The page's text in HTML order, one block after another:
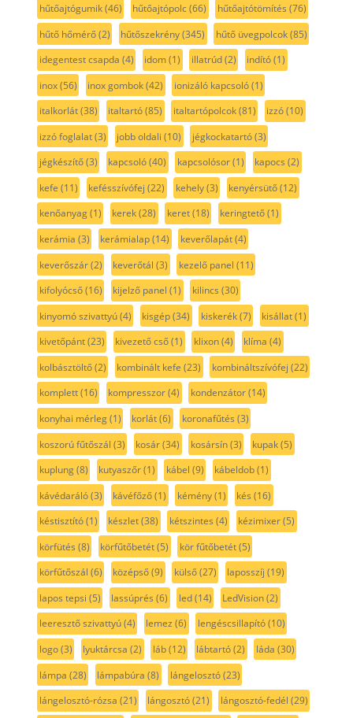
hűtőajtógumik(46) hűtőajtópolc(66) hűtőajtótömítés (76)
hűtő hőmérő(2) hűtőszekrény(345) hűtő üvegpolcok(85)
idegentest csapda (4) idom(1) illatrúd(2) indító(1)
inox(56) inox gombok(42) ionizáló kapcsoló(1)
italkorlát(38) italtartó(85) italtartópolcok(81) izzó(10)
izzó foglalat(3) jobb oldali (10) jégkockatartó(3)
jégkészítő(3) kapcsoló(40) kapcsolósor(1) kapocs (2)
kefe (11) kefésszívófej (22) kehely(3) kenyérsütő(12)
kenőanyag(1) kerek(28) keret(18) keringtető(1)
kerámia (3) kerámialap(14) keverőlapát(4)
keverőszár(2) keverőtál (3) kezelő panel (11)
kifolyócső(16) kijelző panel (1) kilincs (30)
kinyomó szivattyú(4) kisgép(34) kiskerék(7) kisállat(1)
kivetőpánt(23) kivezető cső(1) klixon(4) klíma (4)
kolbásztöltő(2) kombinált kefe (23) kombináltszívófej (22)
komplett(16) kompresszor(4) kondenzátor(14)
konyhai mérleg(1) korlát(6) koronafűtés (3)
koszorú fűtőszál (3) kosár(34) kosársín(3) kupak(5)
kuplung(8) kutyaszőr(1) kábel (9) kábeldob(1)
kávédaráló(3) kávéfőző(1) kémény(1) kés (16)
késtisztító(1) készlet(38) kétszintes (4) kézimixer(5)
körfütés (8) körfűtőbetét(5) kör fűtőbetét(5)
körfűtőszál (6) középső(9) külső(27) laposszíj (19)
lapos tepsi (5) lassúprés (6) led(14) LedVision(2)
leeresztő szivattyú(4) lemez (6) lengéscsillapító(10)
logo(3) lyuktárcsa (2) láb(12) lábtartó(2) láda (30)
lámpa (28) lámpabúra (8) lángelosztó(23)
lángelosztó-rózsa (21) lángosztó(21) lángosztó-fedél (29)